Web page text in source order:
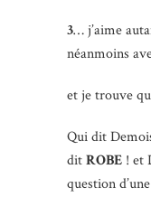
3… j’aime
néanmoins
et je trouve
Qui dit
ditROBE ! et
question